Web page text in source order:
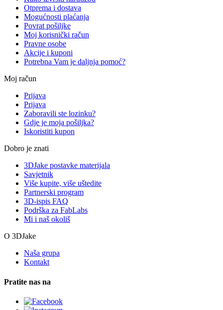
Otprema i dostava
Mogućnosti plaćanja
Povrat pošiljke
Moj korisnički račun
Pravne osobe
Akcije i kuponi
Potrebna Vam je daljnja pomoć?
Moj račun
Prijava
Prijava
Zaboravili ste lozinku?
Gdje je moja pošiljka?
Iskoristiti kupon
Dobro je znati
3DJake postavke materijala
Savjetnik
Više kupite, više uštedite
Partnerski program
3D-ispis FAQ
Podrška za FabLabs
Mi i naš okoliš
O 3DJake
Naša grupa
Kontakt
Pratite nas na